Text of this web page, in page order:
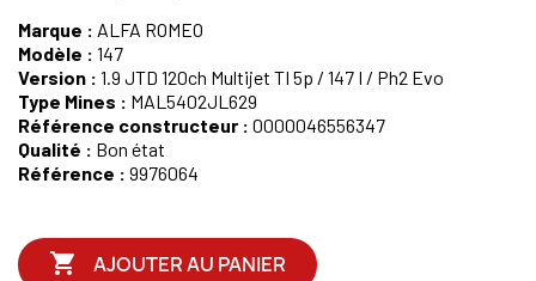
Marque : ALFA ROMEO
Modèle : 147
Version : 1.9 JTD 120ch Multijet TI 5p / 147 I / Ph2 Evo
Type Mines : MAL5402JL629
Référence constructeur : 0000046556347
Qualité : Bon état
Référence : 9976064
 AJOUTER AU PANIER